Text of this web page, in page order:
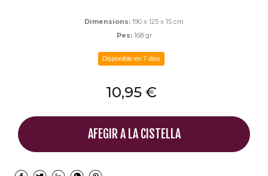
Dimensions: 190 x 125 x 15 cm
Pes: 168 gr
Disponible en 7 dies
10,95 €
AFEGIR A LA CISTELLA